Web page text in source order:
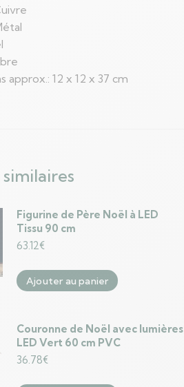
approx.: 12 x 12 x 37 cm
Figurine de Père Noël à LED
Tissu 90 cm
63.12€
Ajouter au panier
Couronne de Noël avec lumières
LED Vert 60 cm PVC
36.78€